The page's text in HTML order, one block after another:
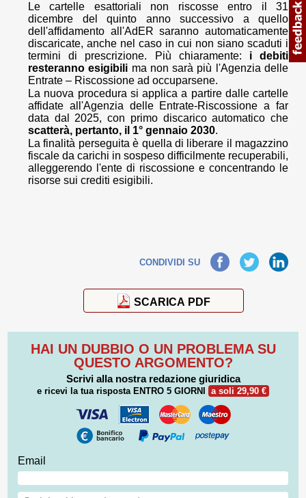
Le cartelle esattoriali non riscosse entro il 31
dicembre del quinto anno successivo a quello
dell'affidamento all'AdER saranno automaticamente
discaricate, anche nel caso in cui non siano scaduti i
termini di prescrizione. Più chiaramente: i debiti
resteranno esigibili ma non sarà più l'Agenzia delle
Entrate – Riscossione ad occuparsene.
La nuova procedura si applica a partire dalle cartelle
affidate all'Agenzia delle Entrate-Riscossione a far
data dal 2025, con primo discarico automatico che
scatterà, pertanto, il 1° gennaio 2030.
La finalità perseguita è quella di liberare il magazzino
fiscale da carichi in sospeso difficilmente recuperabili,
alleggerendo l'ente di riscossione e concentrando le
risorse sui crediti esigibili.
CONDIVIDI SUFacebook TwitterLinkedIn
SCARICA PDF
HAI UN DUBBIO O UN PROBLEMA SU
QUESTO ARGOMENTO?
Scrivi alla nostra redazione giuridica
e ricevi la tua risposta ENTRO 5 GIORNI a soli 29,90 €
Email